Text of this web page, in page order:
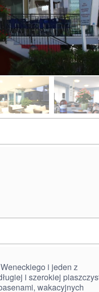
i jeden z
i szerokiej
wakacyjnych